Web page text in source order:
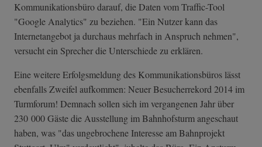
Kommunikationsbüro darauf, die Daten vom Traffic-Tool
"Google Analytics" zu beziehen. "Ein Nutzer kann das
Internetangebot ja durchaus mehrfach in Anspruch nehmen",
versucht ein Sprecher die Unterschiede zu erklären.
Eine weitere Erfolgsmeldung des Kommunikationsbüros lässt
ebenfalls Zweifel aufkommen: Neuer Besucherrekord 2014 im
Turmforum! Demnach sollen sich im vergangenen Jahr über
230 000 Gäste die Ausstellung im Bahnhofsturm angeschaut
haben, was "das ungebrochene Interesse am Bahnprojekt